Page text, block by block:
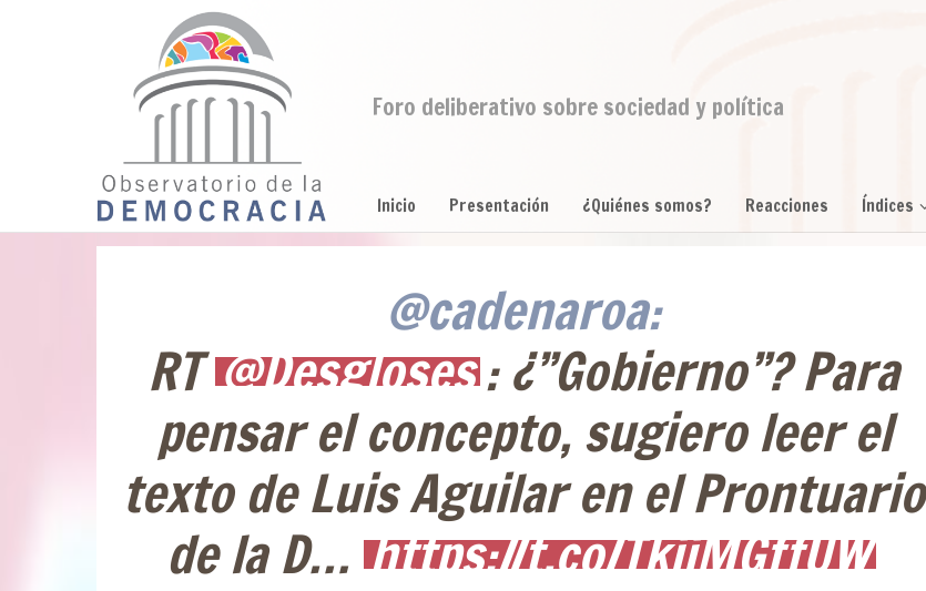
Foro deliberativo sobre sociedad y política
Inicio Presentación ¿Quiénes somos? Reacciones Índices
@cadenaroa:
RT@Desgloses: ¿”Gobierno”? Para
pensar el concepto, sugiero leer el
texto de Luis Aguilar en el Prontuario
de la D… https://t.co/TkjjMGffUW